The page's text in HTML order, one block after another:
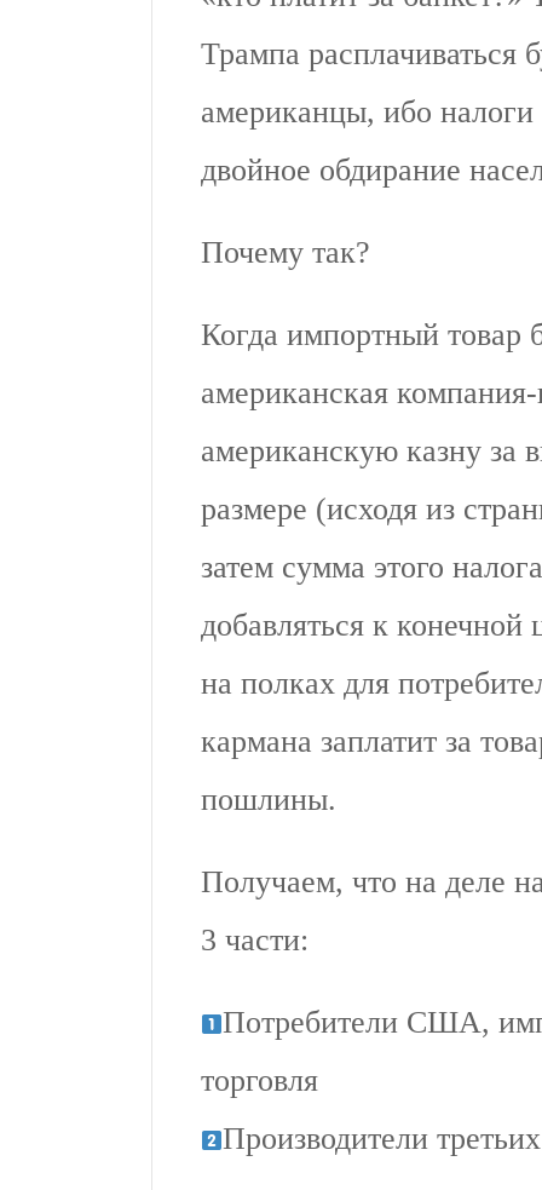
Трампа расплачиваться
американцы, ибо
двойное обдирание
Почему так?
Когда импортный товар
американская
американскую казну за
размере (исходя из
затем сумма этого
добавляться к конечной
на полках для
кармана заплатит за
пошлины.
Получаем, что на деле
3 части:
Потребители США,
торговля
Производители